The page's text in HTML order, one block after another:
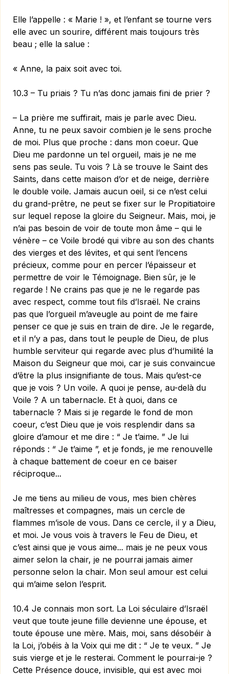
Elle l’appelle : « Marie ! », et l’enfant se tourne vers
elle avec un sourire, différent mais toujours très
beau ; elle la salue :
« Anne, la paix soit avec toi.
10.3 – Tu priais ? Tu n’as donc jamais fini de prier ?
– La prière me suffirait, mais je parle avec Dieu.
Anne, tu ne peux savoir combien je le sens proche
de moi. Plus que proche : dans mon coeur. Que
Dieu me pardonne un tel orgueil, mais je ne me
sens pas seule. Tu vois ? Là se trouve le Saint des
Saints, dans cette maison d’or et de neige, derrière
le double voile. Jamais aucun oeil, si ce n’est celui
du grand-prêtre, ne peut se fixer sur le Propitiatoire
sur lequel repose la gloire du Seigneur. Mais, moi, je
n’ai pas besoin de voir de toute mon âme – qui le
vénère – ce Voile brodé qui vibre au son des chants
des vierges et des lé­vites, et qui sent l’encens
précieux, comme pour en percer l’épaisseur et
permettre de voir le Témoignage. Bien sûr, je le
regarde ! Ne crains pas que je ne le regarde pas
avec respect, comme tout fils d’Israël. Ne crains
pas que l’orgueil m’aveugle au point de me faire
penser ce que je suis en train de dire. Je le regarde,
et il n’y a pas, dans tout le peuple de Dieu, de plus
humble serviteur qui regarde avec plus d’humilité la
Maison du Seigneur que moi, car je suis convaincue
d’être la plus insignifiante de tous. Mais qu’est-ce
que je vois ? Un voile. A quoi je pense, au-delà du
Voile ? A un tabernacle. Et à quoi, dans ce
tabernacle ? Mais si je regarde le fond de mon
coeur, c’est Dieu que je vois resplendir dans sa
gloire d’amour et me dire : “ Je t’aime. ” Je lui
réponds : “ Je t’aime ”, et je fonds, je me renouvelle
à chaque battement de coeur en ce baiser
réciproque...
Je me tiens au milieu de vous, mes bien chères
maîtresses et compagnes, mais un cercle de
flammes m’isole de vous. Dans ce cercle, il y a Dieu,
et moi. Je vous vois à travers le Feu de Dieu, et
c’est ainsi que je vous aime... mais je ne peux vous
aimer selon la chair, je ne pourrai jamais aimer
personne selon la chair. Mon seul amour est celui
qui m’aime selon l’esprit.
10.4 Je connais mon sort. La Loi séculaire d’Israël
veut que toute jeune fille devienne une épouse, et
toute épouse une mère. Mais, moi, sans désobéir à
la Loi, j’obéis à la Voix qui me dit : “ Je te veux. ” Je
suis vierge et je le resterai. Comment le pourrai-je ?
Cette Présence douce, invisible, qui est avec moi